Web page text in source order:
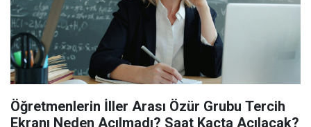
Öğretmenlerin İller Arası Özür Grubu Tercih
Ekranı Neden Açılmadı? Saat Kaçta Açılacak?